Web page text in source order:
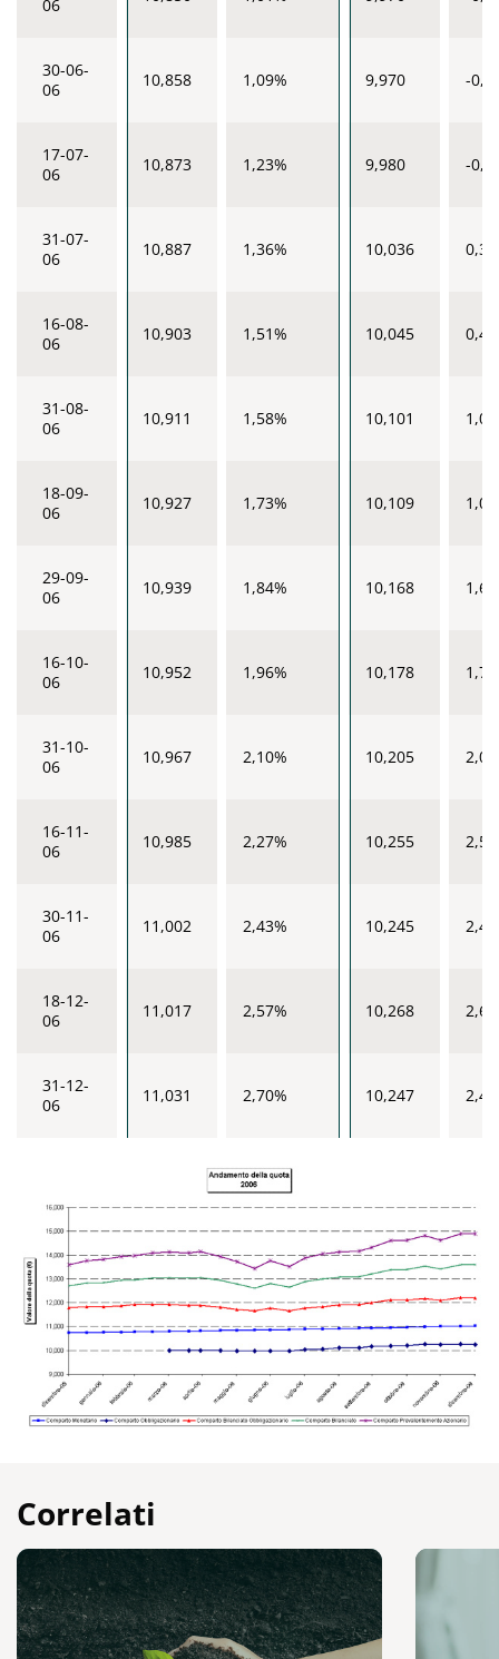
06
30-06-
06
10,858 1,09% 9,970 -
17-07-
06
10,873 1,23% 9,980 -
31-07-
06
10,887 1,36% 10,036
16-08-
06
10,903 1,51% 10,045
31-08-
06
10,911 1,58% 10,101
18-09-
06
10,927 1,73% 10,109
29-09-
06
10,939 1,84% 10,168
16-10-
06
10,952 1,96% 10,178
31-10-
06
10,967 2,10% 10,205
16-11-
06
10,985 2,27% 10,255
30-11-
06
11,002 2,43% 10,245
18-12-
06
11,017 2,57% 10,268
31-12-
06
11,031 2,70% 10,247
Correlati